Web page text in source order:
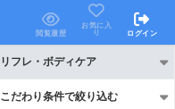
閲覧履歴
お気に入
り
ログイン
リフレ・ボディケア
こだわり条件で絞り込む
こだわり条件で絞り込む